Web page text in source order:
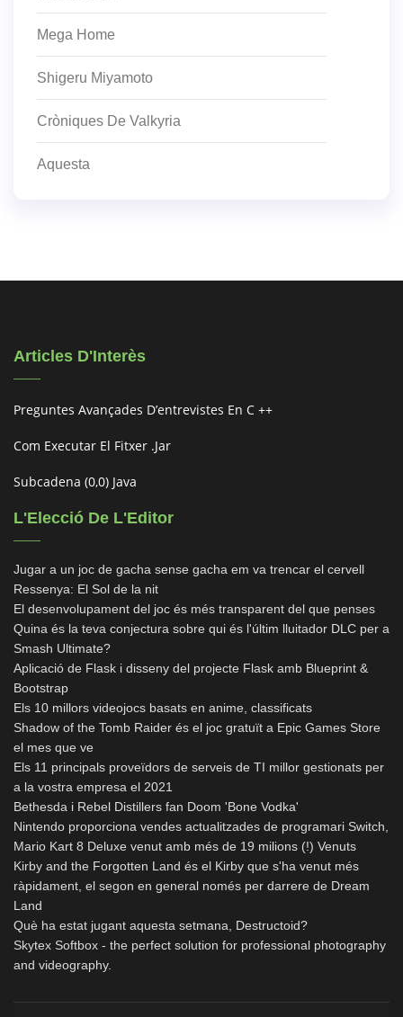
Mega Home
Shigeru Miyamoto
Cròniques De Valkyria
Aquesta
Articles D'Interès
Preguntes Avançades D’entrevistes En C ++
Com Executar El Fitxer .jar
Subcadena (0,0) Java
L'Elecció De L'Editor
Jugar a un joc de gacha sense gacha em va trencar el cervell
Ressenya: El Sol de la nit
El desenvolupament del joc és més transparent del que penses
Quina és la teva conjectura sobre qui és l'últim lluitador DLC per a
Smash Ultimate?
Aplicació de Flask i disseny del projecte Flask amb Blueprint &
Bootstrap
Els 10 millors videojocs basats en anime, classificats
Shadow of the Tomb Raider és el joc gratuït a Epic Games Store
el mes que ve
Els 11 principals proveïdors de serveis de TI millor gestionats per
a la vostra empresa el 2021
Bethesda i Rebel Distillers fan Doom 'Bone Vodka'
Nintendo proporciona vendes actualitzades de programari Switch,
Mario Kart 8 Deluxe venut amb més de 19 milions (!) Venuts
Kirby and the Forgotten Land és el Kirby que s'ha venut més
ràpidament, el segon en general només per darrere de Dream
Land
Què ha estat jugant aquesta setmana, Destructoid?
Skytex Softbox - the perfect solution for professional photography
and videography.